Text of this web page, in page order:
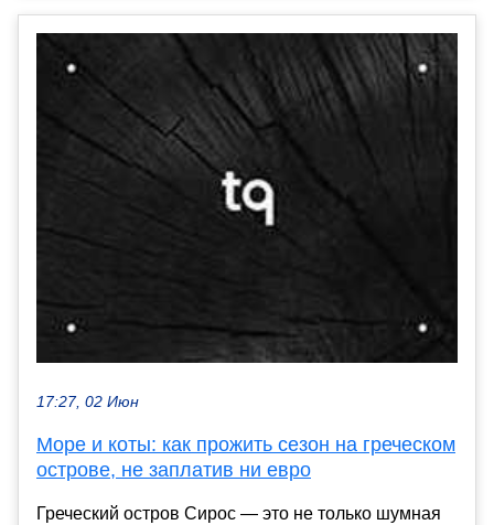
17:27, 02 Июн
Море и коты: как прожить сезон на греческом
острове, не заплатив ни евро
Греческий остров Сирос — это не только шумная